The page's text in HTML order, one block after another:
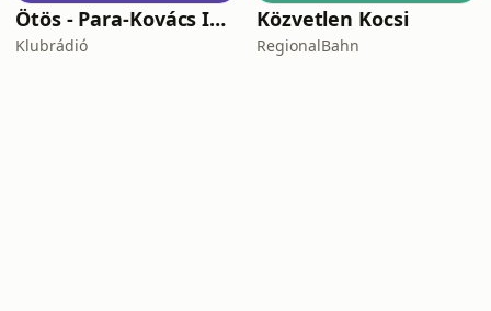
Ötös - Para-Kovács Imrével
Klubrádió
Közvetlen Kocsi
RegionalBahn